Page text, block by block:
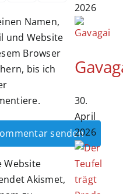
Namen,
und Website
Browser
bis ich
Website
Akismet,
2026
30.
April
2026